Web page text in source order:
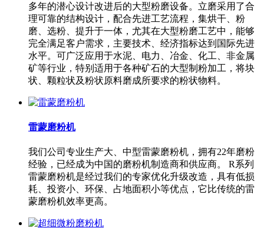
多年的潜心设计改进后的大型粉磨设备。立磨采用了合
理可靠的结构设计，配合先进工艺流程，集烘干、粉
磨、选粉、提升于一体，尤其在大型粉磨工艺中，能够
完全满足客户需求，主要技术、经济指标达到国际先进
水平。可广泛应用于水泥、电力、冶金、化工、非金属
矿等行业，特别适用于各种矿石的大型制粉加工，将块
状、颗粒状及粉状原料磨成所要求的粉状物料。
雷蒙磨粉机
我们公司专业生产大、中型雷蒙磨粉机，拥有22年磨粉
经验，已经成为中国的磨粉机制造商和供应商。 R系列
雷蒙磨粉机是经过我们的专家优化升级改造，具有低损
耗、投资小、环保、占地面积小等优点，它比传统的雷
蒙磨粉机效率更高。